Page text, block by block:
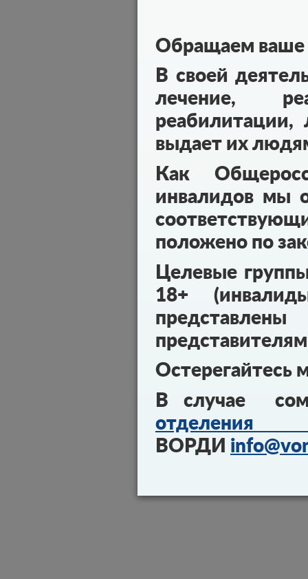
Обращаем ваше
В своей
лечение,
реабилитации,
выдает их
Как
инвалидов мы
положено по
Целевые
18+
Остерегайтесь
В случае
отделения
ВОРДИ